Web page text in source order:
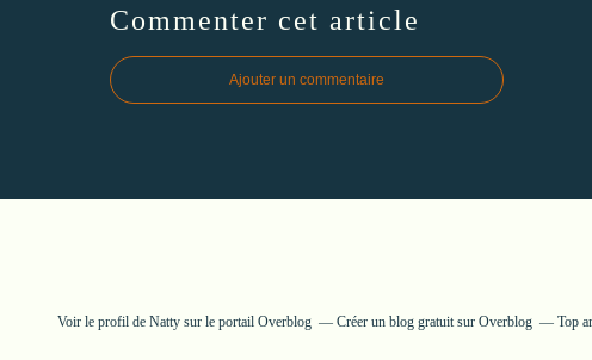
Commenter cet article
Ajouter un commentaire
Voir le profil de Nattysur le portail Overblog Créer un blog gratuit sur Overblog Top